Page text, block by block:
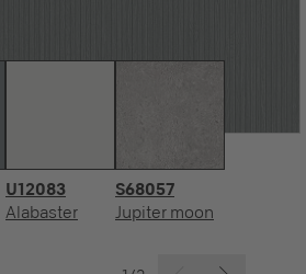
U12083
Alabaster
S68057
Jupiter moon